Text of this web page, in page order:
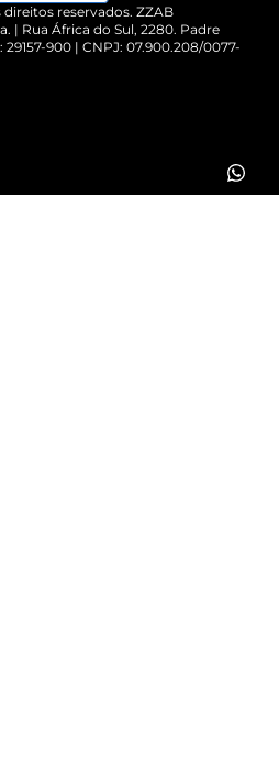
direitos reservados. ZZAB
| Rua África do Sul, 2280. Padre
29157-900 | CNPJ: 07.900.208/0077-